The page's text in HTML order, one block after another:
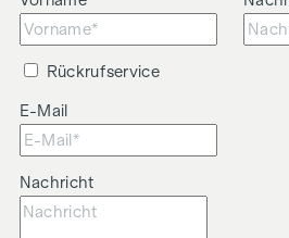
Rückrufservice
E-Mail
Nachricht